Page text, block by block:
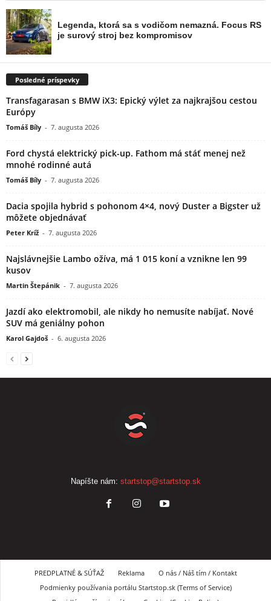
Posledné príspevky
Transfagarasan s BMW iX3: Epický výlet za najkrajšou cestou
Európy
Tomáš Bíly - 7. augusta 2026
Ford chystá elektrický pick-up. Fathom má stáť menej než
mnohé rodinné autá
Tomáš Bíly - 7. augusta 2026
Dacia spojila hybrid s pohonom 4×4, nový Duster a Bigster už
môžete objednávať
Peter Kríž - 7. augusta 2026
Najslávnejšie Lambo ožíva, má 1 015 koní a vznikne len 99
kusov
Martin Štepánik - 7. augusta 2026
Jazdí ako elektromobil, ale nikdy ho nemusíte nabíjať. Nové
SUV má geniálny pohon
Karol Gajdoš - 6. augusta 2026
Napíšte nám: startstop@startstop.sk
PREDPLATNÉ & SÚŤAŽ Reklama
O nás / Náš tím / Kontakt
Podmienky používania portálu Startstop.sk (Terms of Service)